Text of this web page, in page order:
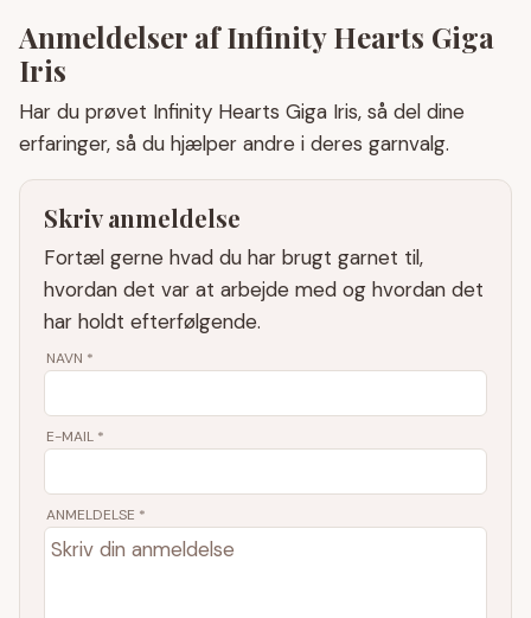
Anmeldelser af Infinity Hearts Giga
Iris
Har du prøvet Infinity Hearts Giga Iris, så del dine
erfaringer, så du hjælper andre i deres garnvalg.
Skriv anmeldelse
Fortæl gerne hvad du har brugt garnet til,
hvordan det var at arbejde med og hvordan det
har holdt efterfølgende.
NAVN *
E-MAIL *
ANMELDELSE *